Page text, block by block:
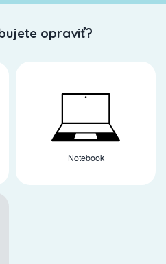
opraviť?
Notebook